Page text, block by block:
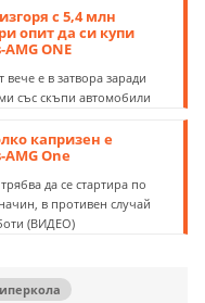
с 5,4 млн
опит да си купи
ONE
вече е в затвора заради
със скъпи автомобили
капризен е
One
да се стартира по
в противен случай
(ВИДЕО)